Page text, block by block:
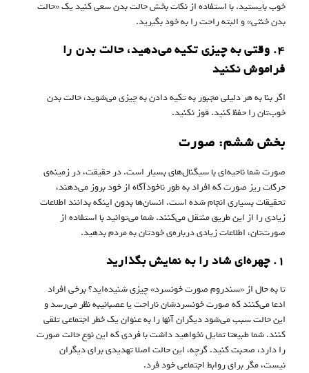
خوب بایستید. با استفاده از نکات بخش حالت بدن سعی کنید یک «حالت
بدن خنثی» و البته راحت را به خود بگیرید.
۴. وقتی به چیزی تکیه می‌دهید، حالت بدن را
فراموش نکنید
اگر بنا به هر دلیلی مجبور به تکیه دادن به چیزی می‌شوید، حالت بدن
خوب‌تان را حفظ کنید. قوز نکنید.
بخش ششم: صورت
صورت شما ناحیه‌ای با سیگنال‌های بسیار است. در حقیقت، در زمینه‌ی
حرکات ریز صورت که افراد به طور ناخودآگاه از خود بروز می‌دهند،
تحقیقات بسیاری انجام شده است. انسان‌ها بدون اینکه بدانند اطلاعات
زیادی را از این طریق منتقل می‌کنند. شما می‌توانید با استفاده از
صورت‌تان، اطلاعات زیادی درباره‌ی خودتان به مردم بدهید.
۱. چهره‌ا‌ی شاد را به نمایش بگذارید
تا به حال از «سندروم صورت خونسرد» چیزی شنیده‌اید؟ برخی افراد
ادعا می‌کنند که صورت خونسردشان ناراحت یا عصبانیبه نظر می‌رسد و
این حالت سبب می‌شود دیگران آنها را به عنوان یک خطر اجتماعی تلقی
کنند. شما طبیعتا تمایل نخواهید داشت با فردی که این نوع حالت صورت
را دارد، صحبت کنید. گرچه، این حالت اصلا تهدیدی برای دیگران
نیست، مگر برای روابط اجتماعی خود فرد.